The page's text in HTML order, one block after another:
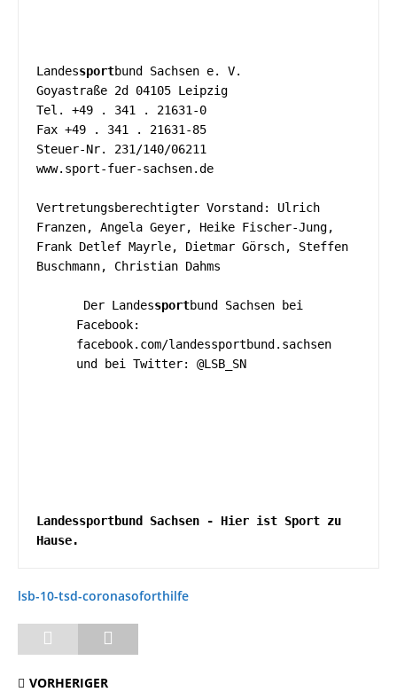
Landessportbund Sachsen e. V.
Goyastraße 2d 04105 Leipzig
Tel. +49 . 341 . 21631-0
Fax +49 . 341 . 21631-85
Steuer-Nr. 231/140/06211
www.sport-fuer-sachsen.de
Vertretungsberechtigter Vorstand: Ulrich
Franzen, Angela Geyer, Heike Fischer-Jung,
Frank Detlef Mayrle, Dietmar Görsch, Steffen
Buschmann, Christian Dahms
Der Landessportbund Sachsen bei
Facebook:
facebook.com/landessportbund.sachsen
und bei Twitter: @LSB_SN
Landessportbund Sachsen - Hier ist Sport zu
Hause.
lsb-10-tsd-coronasoforthilfe
VORHERIGER